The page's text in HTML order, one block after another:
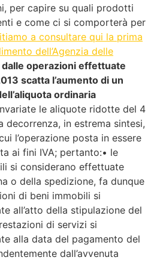
per capire su quali prodotti
e come ci si comporterà per
a consultare qui la prima
dell’Agenzia delle
operazioni effettuate
scatta l’aumento di un
ordinaria
le aliquote ridotte del 4
decorrenza, in estrema sintesi,
l’operazione posta in essere
ai fini IVA; pertanto:• le
si considerano effettuate
o della spedizione, fa dunque
di beni immobili si
all’atto della stipulazione del
di servizi si
alla data del pagamento del
dall’avvenuta